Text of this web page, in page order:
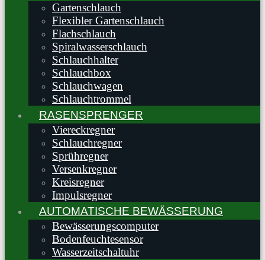
Gartenschlauch
Flexibler Gartenschlauch
Flachschlauch
Spiralwasserschlauch
Schlauchhalter
Schlauchbox
Schlauchwagen
Schlauchtrommel
RASENSPRENGER
Viereckregner
Schlauchregner
Sprühregner
Versenkregner
Kreisregner
Impulsregner
AUTOMATISCHE BEWÄSSERUNG
Bewässerungscomputer
Bodenfeuchtesensor
Wasserzeitschaltuhr